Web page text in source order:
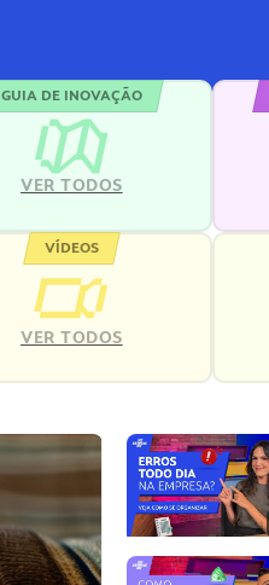
GUIA DE INOVAÇÃO
VER TODOS
VÍDEOS
VER TODOS